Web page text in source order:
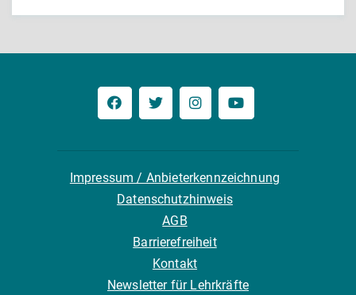
Impressum / Anbieterkennzeichnung
Datenschutzhinweis
AGB
Barrierefreiheit
Kontakt
Newsletter für Lehrkräfte